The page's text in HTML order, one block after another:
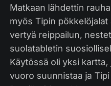
Matkaan lähdettin
myös Tipin pökkelöjalat
vertyä reippailun,
suolatabletin
Käytössä oli yksi
vuoro suunnistaa ja